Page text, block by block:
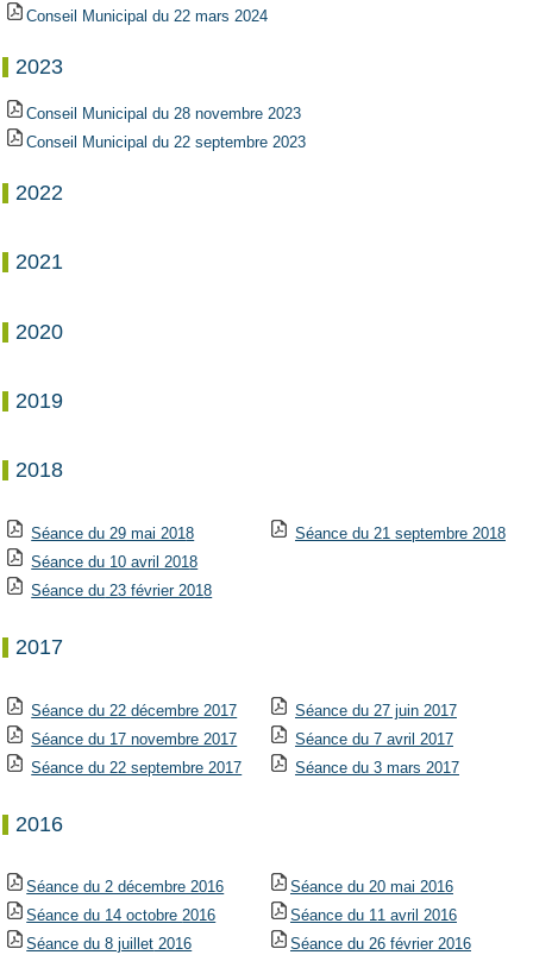
Conseil Municipal du 22 mars 2024
2023
Conseil Municipal du 28 novembre 2023
Conseil Municipal du 22 septembre 2023
2022
2021
2020
2019
2018
Séance du 29 mai 2018
Séance du 10 avril 2018
Séance du 23 février 2018
Séance du21 septembre 2018
2017
Séance du 22 décembre 2017
Séance du 17 novembre 2017
Séance du 22 septembre 2017
Séance du 27 juin 2017
Séance du 7 avril 2017
Séance du 3 mars 2017
2016
Séance du 2 décembre 2016
Séance du 14 octobre2016
Séance du 8 juillet 2016
Séance du 20 mai 2016
Séance du 11 avril 2016
Séance du 26 février 2016